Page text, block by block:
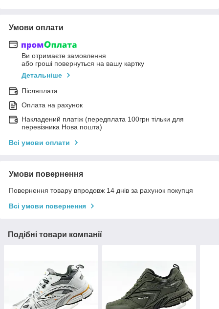
Умови оплати
Ви отримаєте замовлення
або гроші повернуться на вашу картку
Детальніше
Післяплата
Оплата на рахунок
Накладений платіж (передплата 100грн тільки для
перевізника Нова пошта)
Всі умови оплати
Умови повернення
Повернення товару впродовж 14 днів за рахунок покупця
Всі умови повернення
Подібні товари компанії